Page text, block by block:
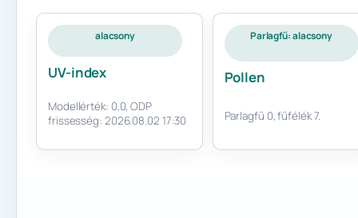
alacsony
UV-index
Modellérték: 0,0, ODP
frissesség: 2026.08.02 17:30
Parlagfű: alacsony
Pollen
Parlagfű 0, fűfélék 7.